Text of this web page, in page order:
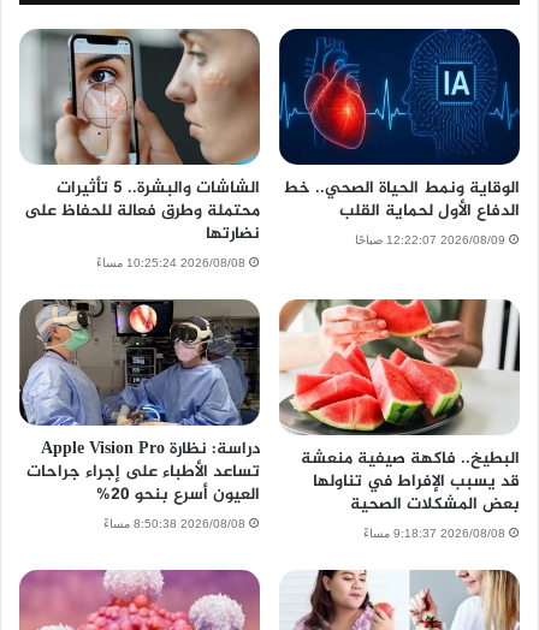
الوقاية ونمط الحياة الصحي.. خط
الدفاع الأول لحماية القلب
2026/08/09 12:22:07 صباحًا
الشاشات والبشرة.. 5 تأثيرات
محتملة وطرق فعالة للحفاظ على
نضارتها
2026/08/08 10:25:24 مساءً
البطيخ.. فاكهة صيفية منعشة
قد يسبب الإفراط في تناولها
بعض المشكلات الصحية
2026/08/08 9:18:37 مساءً
دراسة: نظارة Apple Vision Pro
تساعد الأطباء على إجراء جراحات
العيون أسرع بنحو 20%
2026/08/08 8:50:38 مساءً